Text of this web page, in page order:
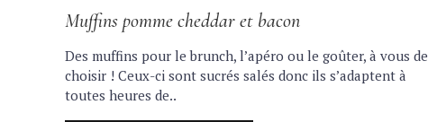
T
E
O
R
I
E
Muffins pomme cheddar et bacon
Des muffins pour le brunch, l’apéro ou le goûter, à vous de
choisir ! Ceux-ci sont sucrés salés donc ils s’adaptent à
toutes heures de..